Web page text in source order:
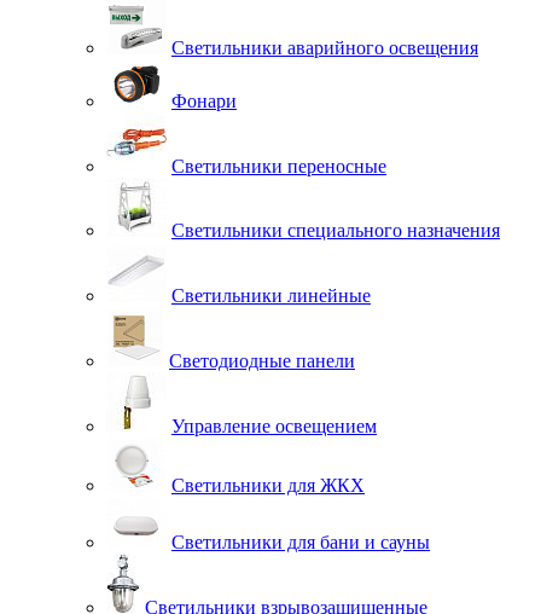
Светильники аварийного освещения
Фонари
Светильники переносные
Светильники специального назначения
Светильники линейные
Светодиодные панели
Управление освещением
Светильники для ЖКХ
Светильники для бани и сауны
Светильники взрывозащищенные